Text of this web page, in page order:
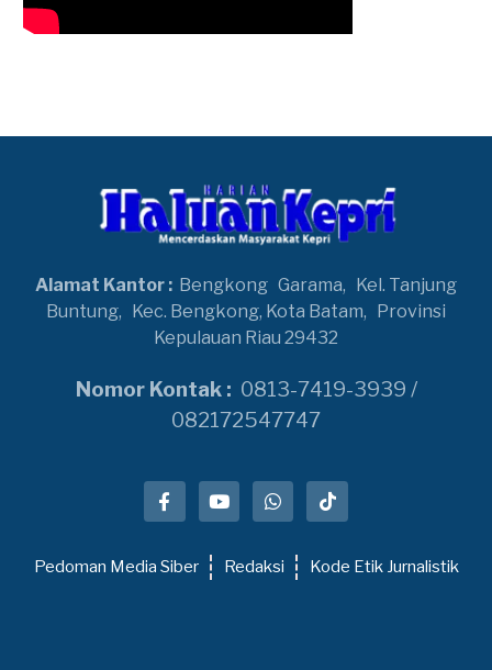
Alamat Kantor : Bengkong Garama, Kel. Tanjung
Buntung, Kec. Bengkong, Kota Batam, Provinsi
Kepulauan Riau 29432
Nomor Kontak : 0813-7419-3939 /
082172547747
Pedoman Media Siber Redaksi Kode Etik Jurnalistik